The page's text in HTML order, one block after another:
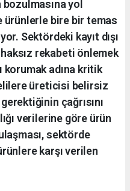
yol
ürünlerle bire bir temas
Sektördeki kayıt dışı
rekabeti önlemek
korumak adına kritik
üreticisi belirsiz
çağrısını
verilerine göre ürün
sektörde
karşı verilen